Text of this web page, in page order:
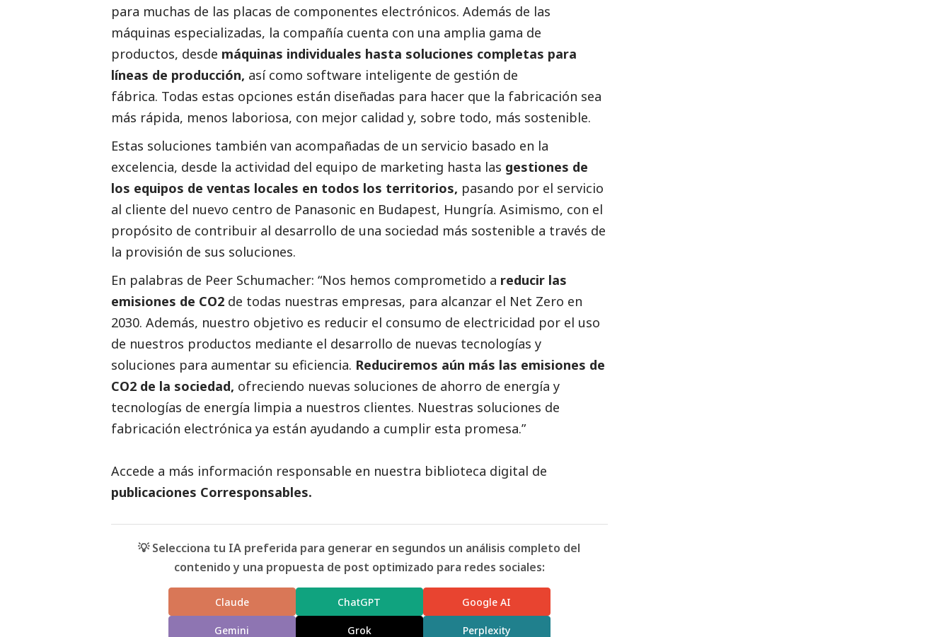
para muchas de las placas de componentes electrónicos. Además de las
máquinas especializadas, la compañía cuenta con una amplia gama de
productos, desde máquinas individuales hasta soluciones completas para
líneas de producción, así como software inteligente de gestión de
fábrica. Todas estas opciones están diseñadas para hacer que la fabricación sea
más rápida, menos laboriosa, con mejor calidad y, sobre todo, más sostenible.
Estas soluciones también van acompañadas de un servicio basado en la
excelencia, desde la actividad del equipo de marketing hasta las gestiones de
los equipos de ventas locales en todos los territorios, pasando por el servicio
al cliente del nuevo centro de Panasonic en Budapest, Hungría. Asimismo, con el
propósito de contribuir al desarrollo de una sociedad más sostenible a través de
la provisión de sus soluciones.
En palabras de Peer Schumacher: “Nos hemos comprometido a reducir las
emisiones de CO2 de todas nuestras empresas, para alcanzar el Net Zero en
2030. Además, nuestro objetivo es reducir el consumo de electricidad por el uso
de nuestros productos mediante el desarrollo de nuevas tecnologías y
soluciones para aumentar su eficiencia. Reduciremos aún más las emisiones de
CO2 de la sociedad, ofreciendo nuevas soluciones de ahorro de energía y
tecnologías de energía limpia a nuestros clientes. Nuestras soluciones de
fabricación electrónica ya están ayudando a cumplir esta promesa.”
Accede a más información responsable en nuestra biblioteca digital de
publicaciones Corresponsables.
💡 Selecciona tu IA preferida para generar en segundos un análisis completo del
contenido y una propuesta de post optimizado para redes sociales:
Claude ChatGPT Google AI
Gemini Grok Perplexity